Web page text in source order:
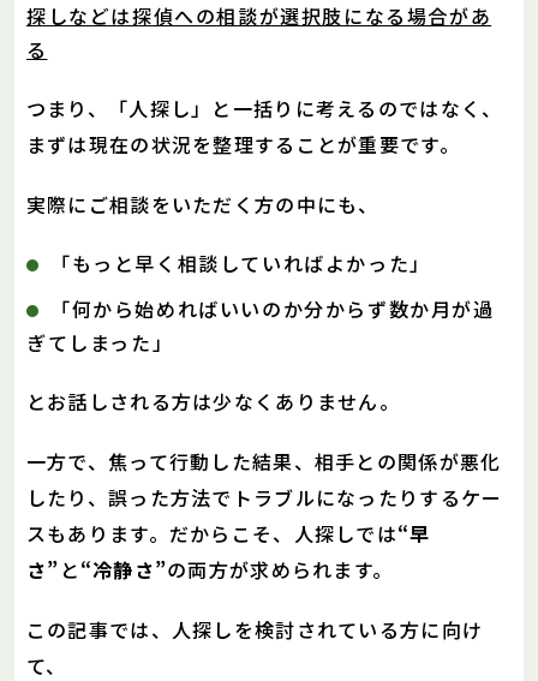
探しなどは探偵への相談が選択肢になる場合があ
る
つまり、「人探し」と一括りに考えるのではなく、
まずは現在の状況を整理することが重要です。
実際にご相談をいただく方の中にも、
「もっと早く相談していればよかった」
「何から始めればいいのか分からず数か月が過
ぎてしまった」
とお話しされる方は少なくありません。
一方で、焦って行動した結果、相手との関係が悪化
したり、誤った方法でトラブルになったりするケー
スもあります。だからこそ、人探しでは“早
さ” と“冷静さ”の両方が求められます。
この記事では、人探しを検討されている方に向け
て、